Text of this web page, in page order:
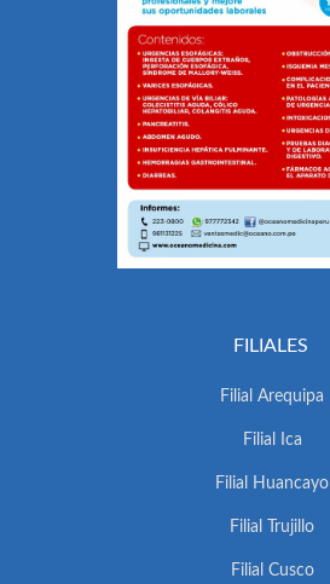
FILIALES
Filial Arequipa
Filial Ica
Filial Huancayo
Filial Trujillo
Filial Cusco